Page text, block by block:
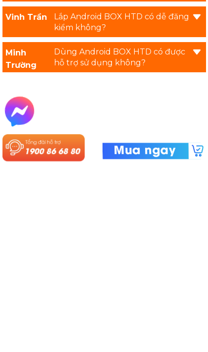
Vinh Trần
Lắp Android BOX HTD có dễ đăng
kiểm không?
Minh
Trường
Dùng Android BOX HTD có được
hỗ trợ sử dụng không?